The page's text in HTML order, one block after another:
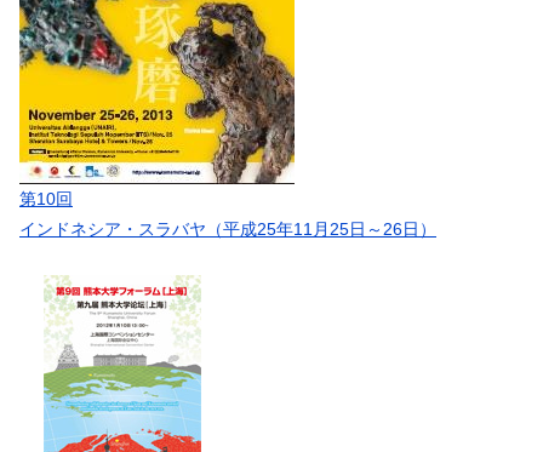
第10回
インドネシア・スラバヤ（平成25年11月25日～26日）